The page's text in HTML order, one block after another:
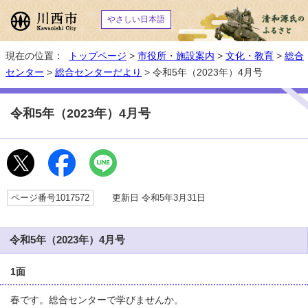
やさしい日本語
現在の位置： トップページ > 市役所・施設案内 > 文化・教育 > 総合
センター > 総合センターだより > 令和5年（2023年）4月号
令和5年（2023年）4月号
ページ番号1017572 更新日 令和5年3月31日
令和5年（2023年）4月号
1面
春です。総合センターで学びませんか。